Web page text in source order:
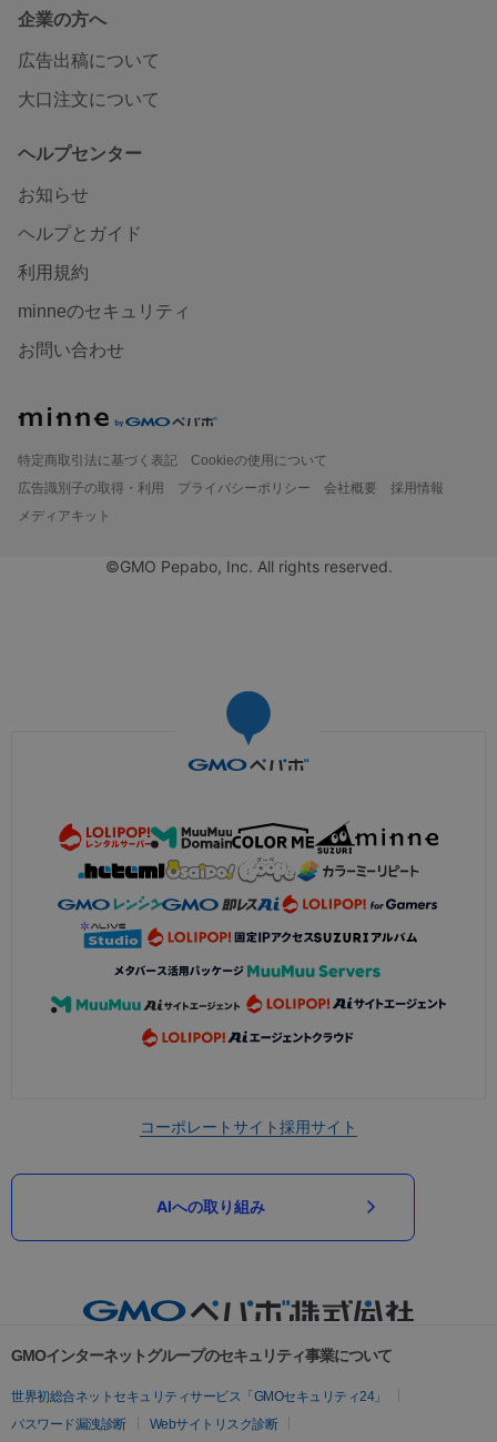
企業の方へ
広告出稿について
大口注文について
ヘルプセンター
お知らせ
ヘルプとガイド
利用規約
minneのセキュリティ
お問い合わせ
特定商取引法に基づく表記
Cookieの使用について
広告識別子の取得・利用
プライバシーポリシー 会社概要
採用情報
メディアキット
©GMO Pepabo, Inc. All rights reserved.
コーポレートサイト採用サイト
AIへの取り組み
GMOインターネットグループのセキュリティ事業について
世界初総合ネットセキュリティサービス「GMOセキュリティ24」
パスワード漏洩診断
Webサイトリスク診断